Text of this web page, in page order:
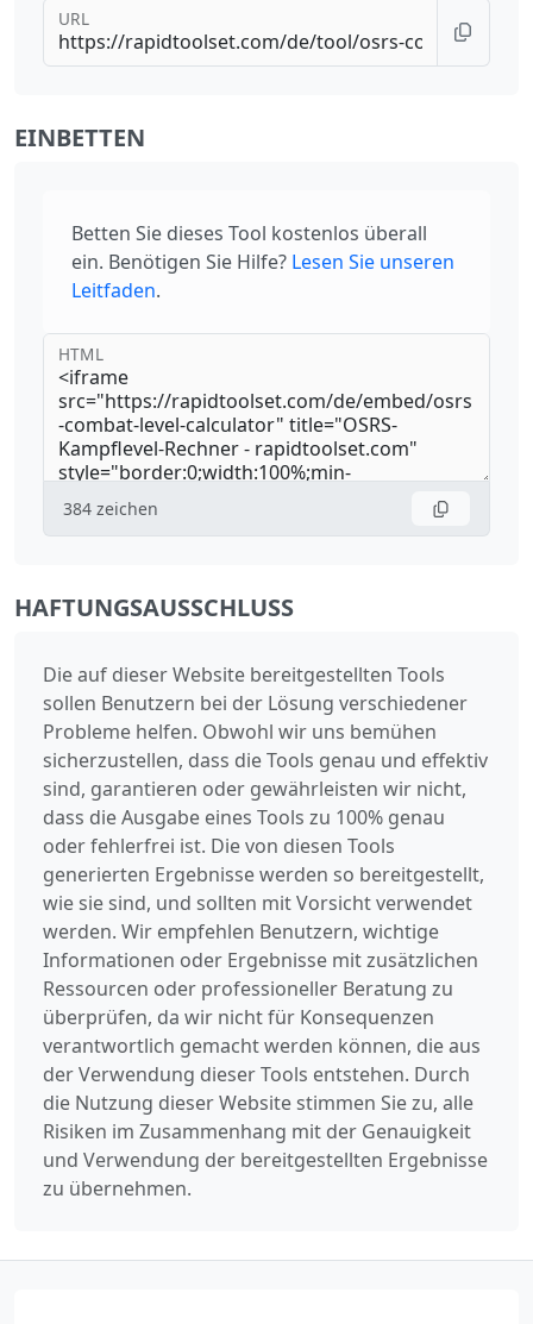
URL
EINBETTEN
Betten Sie dieses Tool kostenlos überall
ein. Benötigen Sie Hilfe? Lesen Sie unseren
Leitfaden.
HTML
384 zeichen
HAFTUNGSAUSSCHLUSS
Die auf dieser Website bereitgestellten Tools
sollen Benutzern bei der Lösung verschiedener
Probleme helfen. Obwohl wir uns bemühen
sicherzustellen, dass die Tools genau und effektiv
sind, garantieren oder gewährleisten wir nicht,
dass die Ausgabe eines Tools zu 100% genau
oder fehlerfrei ist. Die von diesen Tools
generierten Ergebnisse werden so bereitgestellt,
wie sie sind, und sollten mit Vorsicht verwendet
werden. Wir empfehlen Benutzern, wichtige
Informationen oder Ergebnisse mit zusätzlichen
Ressourcen oder professioneller Beratung zu
überprüfen, da wir nicht für Konsequenzen
verantwortlich gemacht werden können, die aus
der Verwendung dieser Tools entstehen. Durch
die Nutzung dieser Website stimmen Sie zu, alle
Risiken im Zusammenhang mit der Genauigkeit
und Verwendung der bereitgestellten Ergebnisse
zu übernehmen.